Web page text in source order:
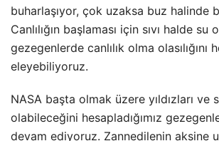
buharlaşıyor, çok uzaksa buz halinde
Canlılığın başlaması için sıvı halde su
gezegenlerde canlılık olma olasılığını
eleyebiliyoruz.
NASA başta olmak üzere yıldızları ve
olabileceğini hesapladığımız
devam ediyoruz. Zannedilenin aksine